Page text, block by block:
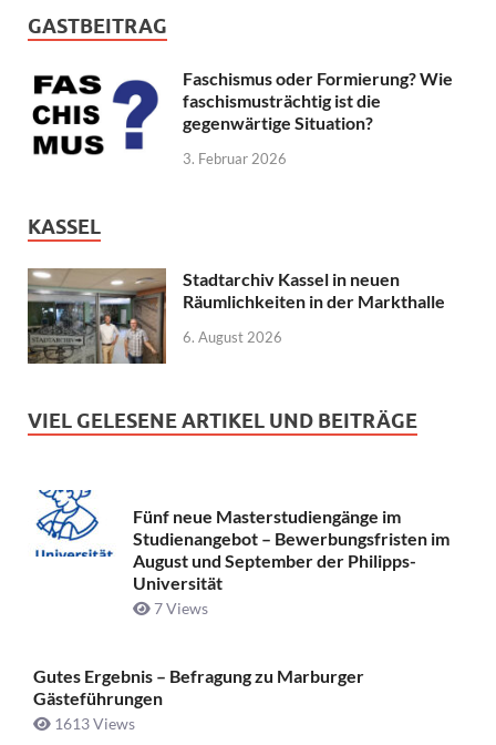
GASTBEITRAG
Faschismus oder Formierung? Wie
faschismusträchtig ist die
gegenwärtige Situation?
3. Februar 2026
KASSEL
Stadtarchiv Kassel in neuen
Räumlichkeiten in der Markthalle
6. August 2026
VIEL GELESENE ARTIKEL UND BEITRÄGE
Fünf neue Masterstudiengänge im
Studienangebot – Bewerbungsfristen im
August und September der Philipps-
Universität
7 Views
Gutes Ergebnis – Befragung zu Marburger
Gästeführungen
1613 Views